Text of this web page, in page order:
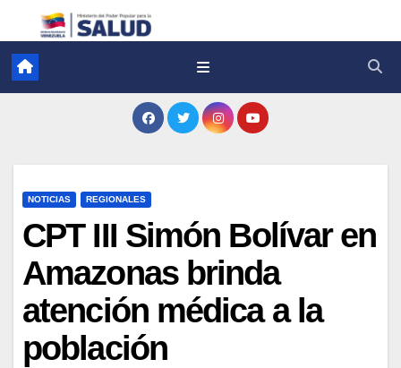
NOTICIAS REGIONALES
CPT III Simón Bolívar en
Amazonas brinda
atención médica a la
población